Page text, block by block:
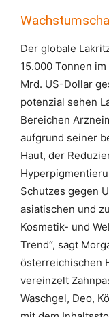
Der globale
15.000 Tonnen
Mrd. US-Dollar
potenzial sehen
Bereichen
aufgrund seiner
Haut, der
Schutzes gegen
asiatischen und
Kosmetik- und
Trend“, sagt
österreichischen
vereinzelt
Waschgel, Deo,